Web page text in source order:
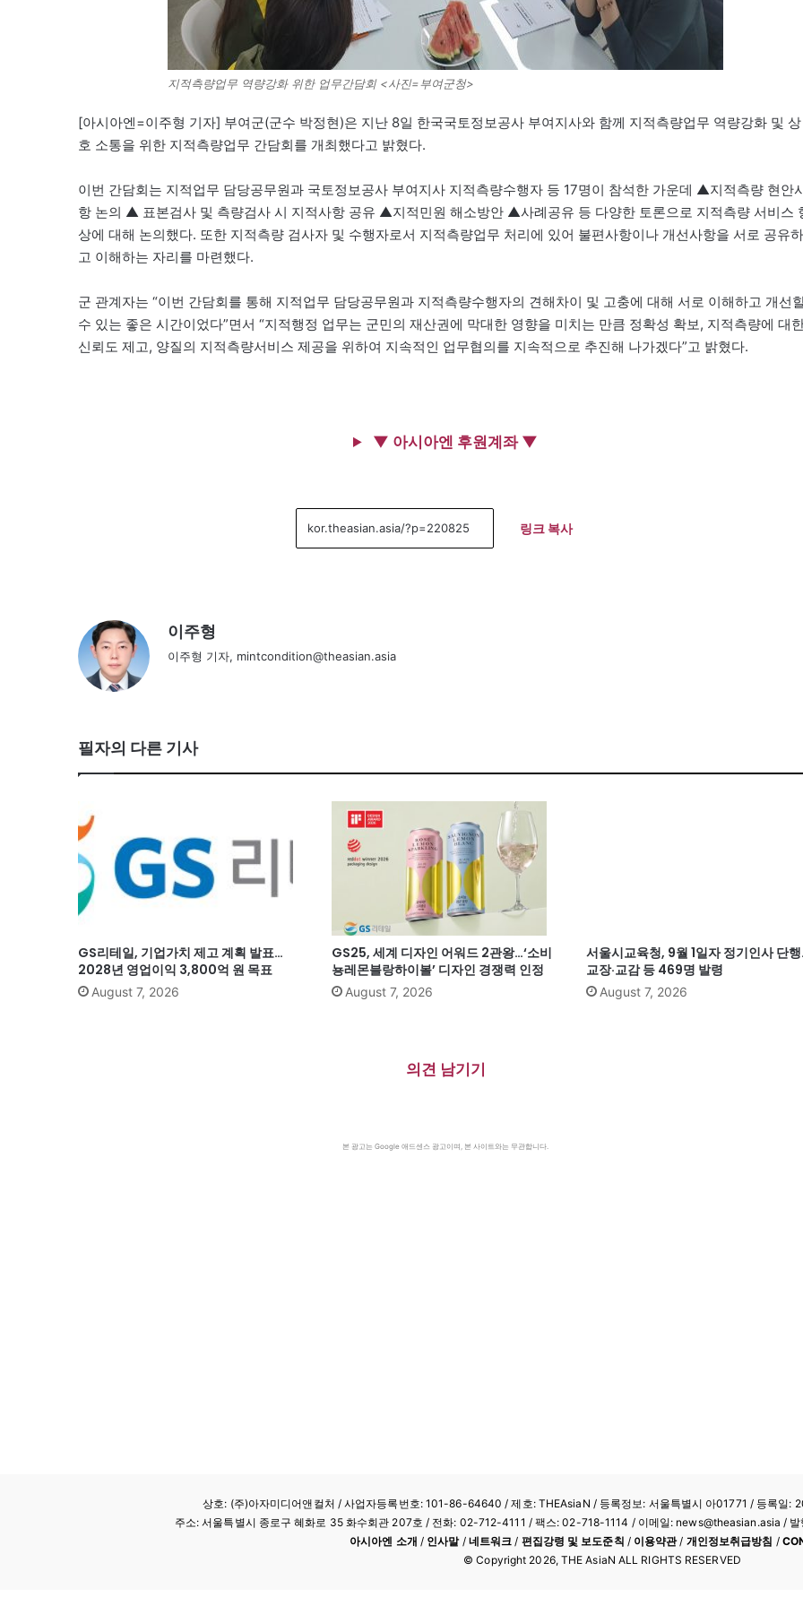
지적측량업무 역량강화 위한 업무간담회 <사진=부여군청>
[아시아엔=이주형 기자] 부여군(군수 박정현)은 지난 8일 한국국토정보공사 부여지사와 함께 지적측량업무 역량강화 및 상
호 소통을 위한 지적측량업무 간담회를 개최했다고 밝혔다.
이번 간담회는 지적업무 담당공무원과 국토정보공사 부여지사 지적측량수행자 등 17명이 참석한 가운데 ▲지적측량 현안
항 논의 ▲ 표본검사 및 측량검사 시 지적사항 공유 ▲지적민원 해소방안 ▲사례공유 등 다양한 토론으로 지적측량 서비스
상에 대해 논의했다. 또한 지적측량 검사자 및 수행자로서 지적측량업무 처리에 있어 불편사항이나 개선사항을 서로 공유하
고 이해하는 자리를 마련했다.
군 관계자는 “이번 간담회를 통해 지적업무 담당공무원과 지적측량수행자의 견해차이 및 고충에 대해 서로 이해하고 개선
수 있는 좋은 시간이었다”면서 “지적행정 업무는 군민의 재산권에 막대한 영향을 미치는 만큼 정확성 확보, 지적측량에 대
신뢰도 제고, 양질의 지적측량서비스 제공을 위하여 지속적인 업무협의를 지속적으로 추진해 나가겠다”고 밝혔다.
▼ 아시아엔 후원계좌 ▼
링크 복사
이주형
이주형 기자, mintcondition@theasian.asia
필자의 다른 기사
GS리테일, 기업가치 제고 계획 발표…
2028년 영업이익 3,800억 원 목표
August 7, 2026
GS25, 세계 디자인 어워드 2관왕…‘소비
뇽레몬블랑하이볼’ 디자인 경쟁력 인정
August 7, 2026
서울시교육청, 9월 1일자 정기인사 단
교장·교감 등 469명 발령
August 7, 2026
의견 남기기
본 광고는 Google 애드센스 광고이며, 본 사이트와는 무관합니다.
상호: (주)아자미디어앤컬처 /사업자등록번호: 101-86-64640 / 제호: THEAsiaN / 등록정보: 서울특별시 아01771 / 등록일:
주소: 서울특별시 종로구 혜화로 35 화수회관 207호 / 전화: 02-712-4111 / 팩스: 02-718-1114 / 이메일: news@theasian.asia / 발
아시아엔 소개 / 인사말/ 네트워크 / 편집강령 및 보도준칙 / 이용약관/ 개인정보취급방침 /
© Copyright 2026, THE AsiaN ALL RIGHTS RESERVED